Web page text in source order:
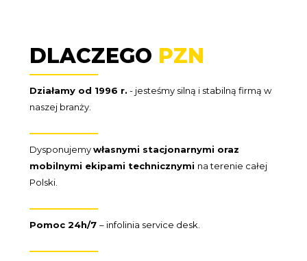
DLACZEGO PZN
Działamy od 1996 r. - jesteśmy silną i stabilną firmą w
naszej branży.
Dysponujemywłasnymi stacjonarnymi oraz
mobilnymi ekipami technicznymi na terenie całej
Polski.
Pomoc 24h/7 – infolinia service desk.